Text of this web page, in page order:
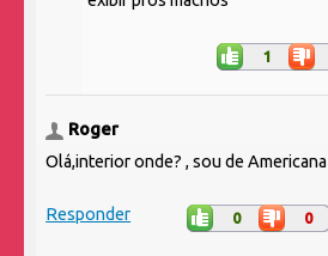
1
Roger
Olá,interior onde? , sou de Americana
Responder 0 0